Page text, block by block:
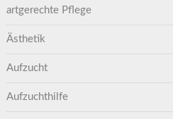
artgerechte Pflege
Ästhetik
Aufzucht
Aufzuchthilfe